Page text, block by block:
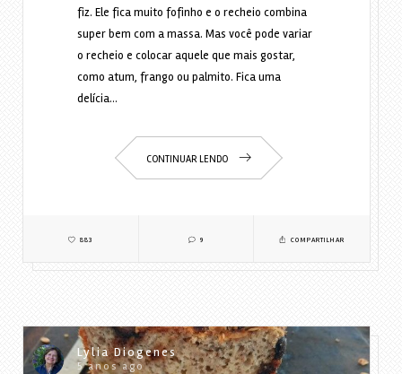
fiz. Ele fica muito fofinho e o recheio combina
super bem com a massa. Mas você pode variar
o recheio e colocar aquele que mais gostar,
como atum, frango ou palmito. Fica uma
delícia…
CONTINUAR LENDO
883 9 COMPARTILHAR
Lylia Diogenes
5 anos ago